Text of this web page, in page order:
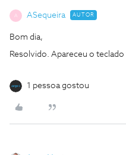
A ASequeira AUTOR
Bom dia,
Resolvido. Apareceu o teclado
1 pessoa gostou